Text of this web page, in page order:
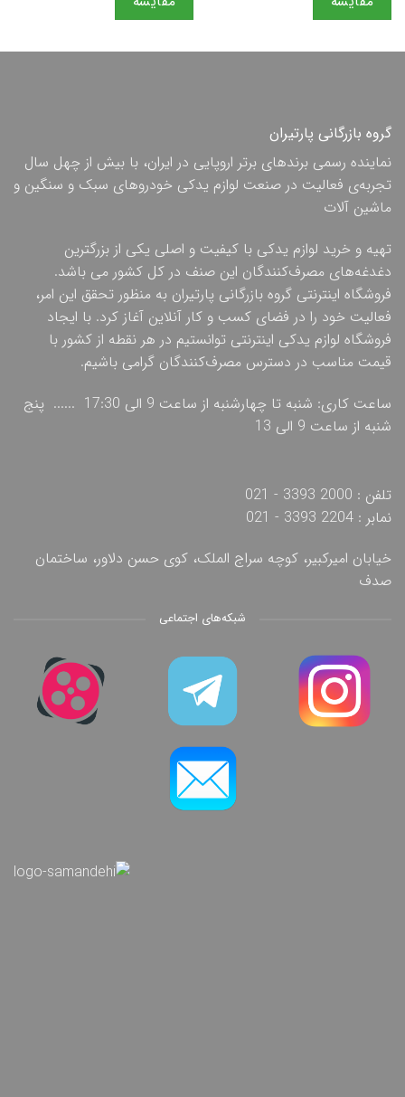
گروه بازرگانی پارتیران
نماینده رسمی برندهای برتر اروپایی در ایران، با بیش از چهل سال
تجربه‌ی فعالیت در صنعت لوازم یدکی خودروهای سبک و سنگین و
ماشین آلات
تهیه و خرید لوازم یدکی با کیفیت و اصلی یکی از بزرگترین
دغدغه‌های مصرف‌کنندگان این صنف در کل کشور می باشد.
فروشگاه اینترنتی گروه بازرگانی پارتیران به منظور تحقق این امر،
فعالیت خود را در فضای کسب و کار آنلاین آغاز کرد. با ایجاد
فروشگاه لوازم یدکی اینترنتی توانستیم در هر نقطه از کشور با
قیمت مناسب در دسترس مصرف‌کنندگان گرامی باشیم.
ساعت کاری: شنبه تا چهارشنبه از ساعت 9 الی 17:30 ...... پنج
شنبه از ساعت 9 الی 13
تلفن : 2000 3393 - 021
نمابر : 2204 3393 - 021
خیابان امیرکبیر، کوچه سراج الملک، کوی حسن دلاور، ساختمان
صدف
شبکه‌های اجتماعی